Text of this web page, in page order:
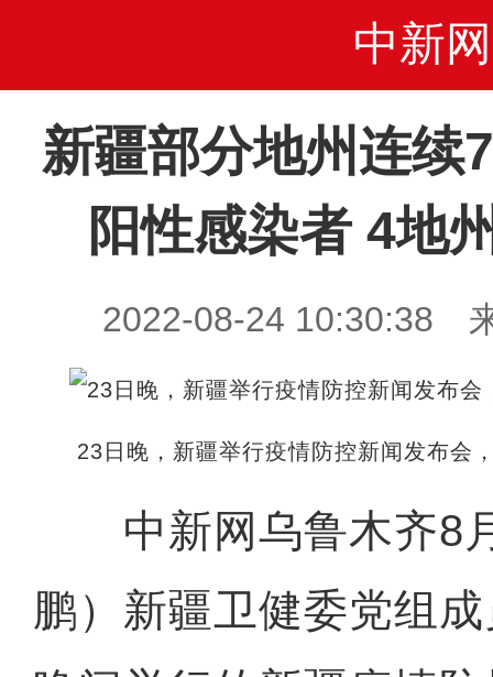
中新网
新疆部分地州连续
阳性感染者 4地
2022-08-24 10:30:38
23日晚，新疆举行疫情防控新闻发布
中新网乌鲁木齐8
鹏）新疆卫健委党组